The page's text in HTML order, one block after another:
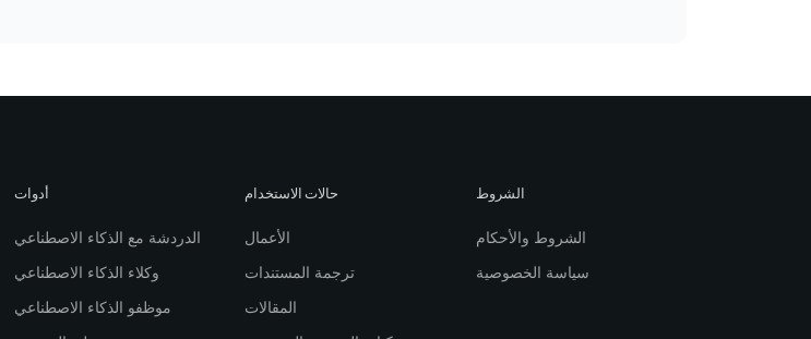
أدوات
الدردشة مع الذكاء الاصطناعي
وكلاء الذكاء الاصطناعي
موظفو الذكاء الاصطناعي
حالات الاستخدام
الأعمال
ترجمة المستندات
المقالات
الشروط
الشروط والأحكام
سياسة الخصوصية